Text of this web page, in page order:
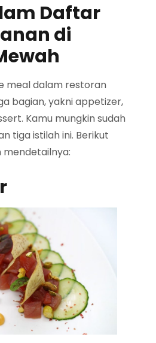
Daftar
di
meal dalam restoran
bagian, yakni appetizer,
Kamu mungkin sudah
tiga istilah ini. Berikut